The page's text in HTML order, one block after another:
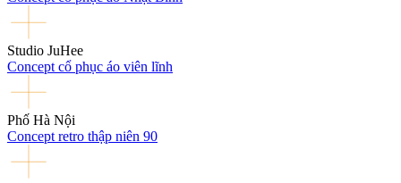
Studio JuHee
Concept cổ phục áo viên lĩnh
Phố Hà Nội
Concept retro thập niên 90